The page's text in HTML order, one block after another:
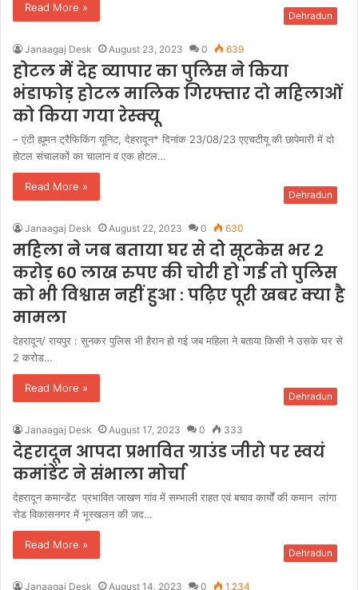
Read More »
Dehradun
Janaagaj Desk August 23, 2023 0 639
होटल में देह व्यापार का पुलिस ने किया
भंडाफोड़ होटल मालिक गिरफ्तार दो महिलाओं
को किया गया रेस्क्यू
– एंटी ह्यूमन ट्रैफिकिंग यूनिट, देहरादून* दिनांक 23/08/23 एएचटीयू की छापेमारी में दो
होटल संचालकों का चालान व एक होटल…
Read More »
Dehradun
Janaagaj Desk August 22, 2023 0 630
महिला ने जब बताया घर से दो सूटकेस भर 2
करोड़ 60 लाख रुपए की चोरी हो गई तो पुलिस
को भी विश्वास नहीं हुआ : पढ़िए पूरी खबर क्या है
मामला
देहरादून/ रायपुर : सुनकर पुलिस भी हैरान हो गई जब महिला ने बताया किसी ने उसके घर से
2 करोड…
Read More »
Dehradun
Janaagaj Desk August 17, 2023 0 333
देहरादून आपदा प्रभावित ग्राउंड जीरो पर स्वयं
कमांडेंट ने संभाला मोर्चा
देहरादून कमान्डेंट प्रभावित जाखण गांव में सम्भाली राहत एवं बचाव कार्यों की कमान लांगा
रोड विकासनगर में भूस्खलन की जद…
Read More »
Dehradun
Janaagaj Desk August 14, 2023 0 1,234